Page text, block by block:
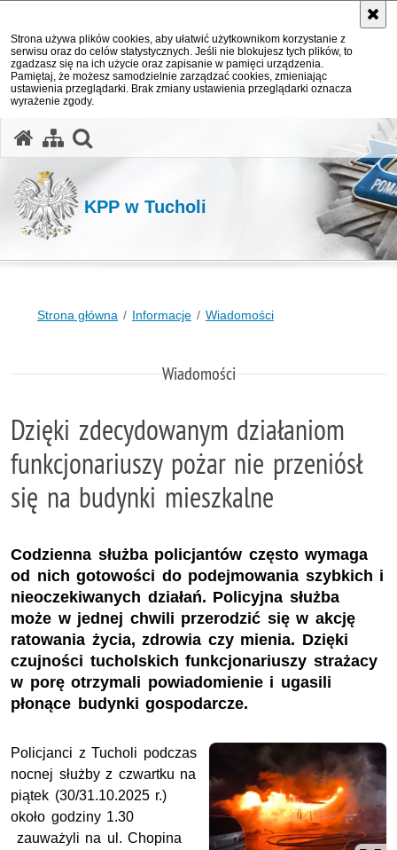
Strona używa plików cookies, aby ułatwić użytkownikom korzystanie z
serwisu oraz do celów statystycznych. Jeśli nie blokujesz tych plików, to
zgadzasz się na ich użycie oraz zapisanie w pamięci urządzenia.
Pamiętaj, że możesz samodzielnie zarządzać cookies, zmieniając
ustawienia przeglądarki. Brak zmiany ustawienia przeglądarki oznacza
wyrażenie zgody.
KPP w Tucholi
Strona główna Informacje Wiadomości
Wiadomości
Dzięki zdecydowanym działaniom
funkcjonariuszy pożar nie przeniósł
się na budynki mieszkalne
Codzienna służba policjantów często wymaga
od nich gotowości do podejmowania szybkich i
nieoczekiwanych działań. Policyjna służba
może w jednej chwili przerodzić się w akcję
ratowania życia, zdrowia czy mienia. Dzięki
czujności tucholskich funkcjonariuszy strażacy
w porę otrzymali powiadomienie i ugasili
płonące budynki gospodarcze.
Policjanci z Tucholi podczas
nocnej służby z czwartku na
piątek (30/31.10.2025 r.)
około godziny 1.30
zauważyli na ul. Chopina